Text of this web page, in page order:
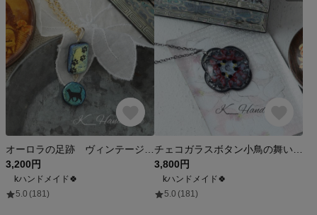
3,200円
kハンドメイド🍀
5.0 (181)
3,800円
kハンドメイド🍀
5.0 (181)